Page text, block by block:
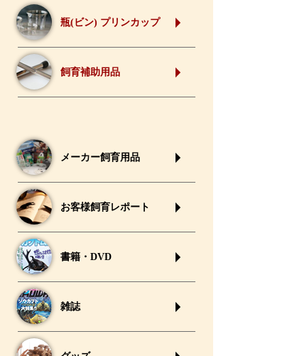
瓶(ビン) プリンカップ
飼育補助用品
メーカー飼育用品
お客様飼育レポート
書籍・DVD
雑誌